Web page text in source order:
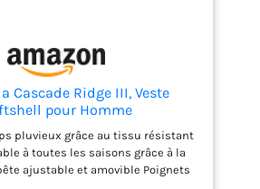
Cascade Ridge III, Veste
pour Homme
pluvieux grâce au tissu résistant
à toutes les saisons grâce à la
ajustable et amovible Poignets